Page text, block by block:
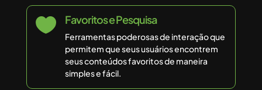
 Favoritos e Pesquisa
Ferramentas poderosas de interação que
permitem que seus usuários encontrem
seus conteúdos favoritos de maneira
simples e fácil.